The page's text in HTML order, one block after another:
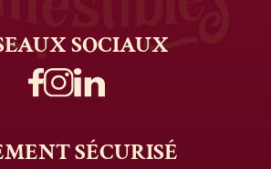
SOCIAUX
SÉCURISÉ